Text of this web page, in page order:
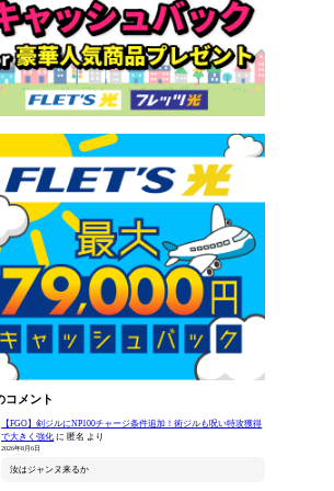
コメント
【FGO】剣ジルにNP100チャージ条件追加！術ジルも呪い特攻獲得
で大きく強化 に 匿名 より
2026年8月6日
汝はジャンヌ来るか